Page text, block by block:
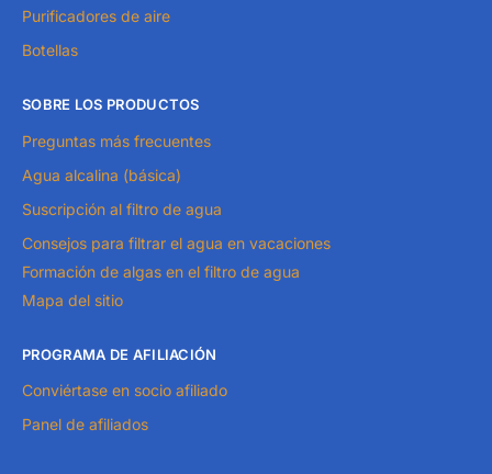
Purificadores de aire
Botellas
SOBRE LOS PRODUCTOS
Preguntas más frecuentes
Agua alcalina (básica)
Suscripción al filtro de agua
Consejos para filtrar el agua en vacaciones
Formación de algas en el filtro de agua
Mapa del sitio
PROGRAMA DE AFILIACIÓN
Conviértase en socio afiliado
Panel de afiliados